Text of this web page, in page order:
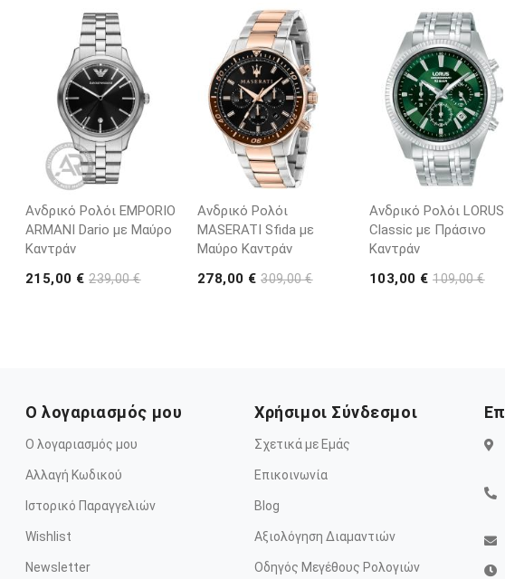
Ανδρικό Ρολόι EMPORIO
ARΜΑΝΙ Dario με Μαύρο
Καντράν
215,00 €239,00 €
Ανδρικό Ρολόι
MASERATI Sfida με
Μαύρο Καντράν
278,00 €309,00 €
Ανδρικό Ρολόι LORUS
Classic με Πράσινο
Καντράν
103,00 €109,00 €
Ο λογαριασμός μου
Ο λογαριασμός μου
Αλλαγή Κωδικού
Ιστορικό Παραγγελιών
Wishlist
Newsletter
Χρήσιμοι Σύνδεσμοι
Σχετικά με Εμάς
Επικοινωνία
Blog
Αξιολόγηση Διαμαντιών
Οδηγός Μεγέθους Ρολογιών